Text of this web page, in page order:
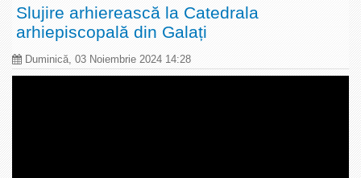
Slujire arhierească la Catedrala
arhiepiscopală din Galați
Duminică, 03 Noiembrie 2024 14:28